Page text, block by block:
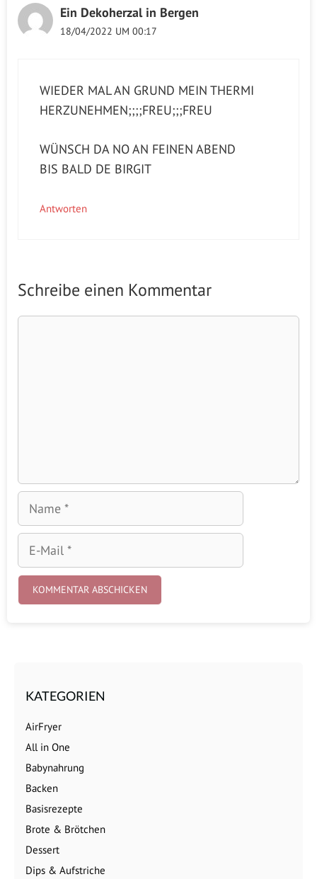
Ein Dekoherzal in Bergen
18/04/2022 UM 00:17
WIEDER MAL AN GRUND MEIN THERMI
HERZUNEHMEN;;;;FREU;;;FREU
WÜNSCH DA NO AN FEINEN ABEND
BIS BALD DE BIRGIT
Antworten
Schreibe einen Kommentar
Name
Mail
KATEGORIEN
AirFryer
All in One
Babynahrung
Backen
Basisrezepte
Brote & Brötchen
Dessert
Dips & Aufstriche